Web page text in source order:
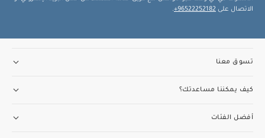
الاتصال على 96522252182+
.
تسوق معنا
كيف يمكننا مساعدتك؟
أفضل الفئات